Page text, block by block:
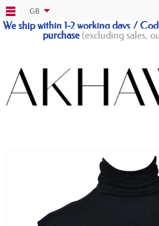
We ship within 1-2 working days /
purchase(excluding sales,
GB